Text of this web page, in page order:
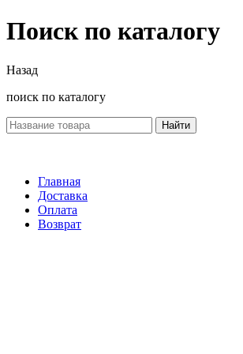
Поиск по каталогу
Назад
поиск по каталогу
Найти
Главная
Доставка
Оплата
Возврат